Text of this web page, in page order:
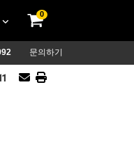
0
문의하기